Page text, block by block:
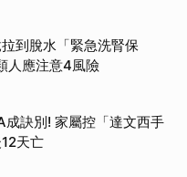
到脫水「緊急洗腎保
應注意4風險
成訣別! 家屬控「達文西手
天亡